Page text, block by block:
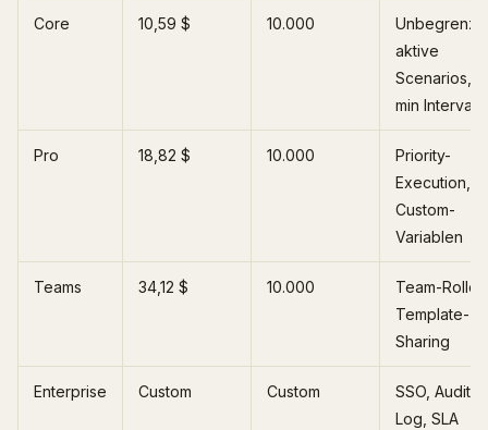
Core 10,59 $ 10.000
aktive
Scenarios, 1
min Intervall
Pro 18,82 $ 10.000
Priority-
Execution,
Custom-
Variablen
Teams 34,12 $ 10.000
Team-
Template-
Sharing
Enterprise Custom Custom
SSO, Audit-
Log, SLA